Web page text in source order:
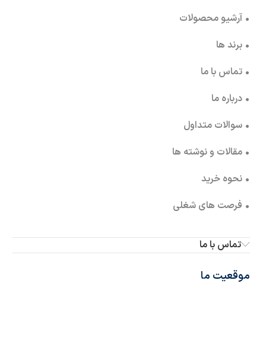
• آرشیو محصولات
• برند ها
• تماس با ما
• درباره ما
• سوالات متداول
• مقالات و نوشته ها
• نحوه خرید
• فرصت های شغلی
تماس با ما
موقعیت ما